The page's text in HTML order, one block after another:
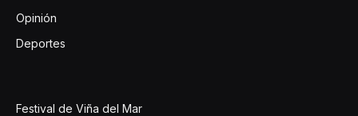
Opinión
Deportes
Festival de Viña del Mar